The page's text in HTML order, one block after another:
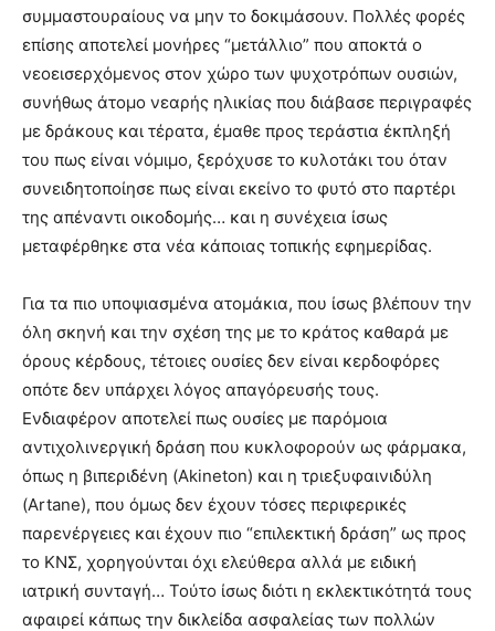
συμμαστουραίους να μην το δοκιμάσουν. Πολλές φορές
επίσης αποτελεί μονήρες “μετάλλιο” που αποκτά ο
νεοεισερχόμενος στον χώρο των ψυχοτρόπων ουσιών,
συνήθως άτομο νεαρής ηλικίας που διάβασε περιγραφές
με δράκους και τέρατα, έμαθε προς τεράστια έκπληξή
του πως είναι νόμιμο, ξερόχυσε το κυλοτάκι του όταν
συνειδητοποίησε πως είναι εκείνο το φυτό στο παρτέρι
της απέναντι οικοδομής… και η συνέχεια ίσως
μεταφέρθηκε στα νέα κάποιας τοπικής εφημερίδας.
Για τα πιο υποψιασμένα ατομάκια, που ίσως βλέπουν την
όλη σκηνή και την σχέση της με το κράτος καθαρά με
όρους κέρδους, τέτοιες ουσίες δεν είναι κερδοφόρες
οπότε δεν υπάρχει λόγος απαγόρευσής τους.
Ενδιαφέρον αποτελεί πως ουσίες με παρόμοια
αντιχολινεργική δράση που κυκλοφορούν ως φάρμακα,
όπως η βιπεριδένη (Akineton) και η τριεξυφαινιδύλη
(Artane), που όμως δεν έχουν τόσες περιφερικές
παρενέργειες και έχουν πιο “επιλεκτική δράση” ως προς
το ΚΝΣ, χορηγούνται όχι ελεύθερα αλλά με ειδική
ιατρική συνταγή… Τούτο ίσως διότι η εκλεκτικότητά τους
αφαιρεί κάπως την δικλείδα ασφαλείας των πολλών